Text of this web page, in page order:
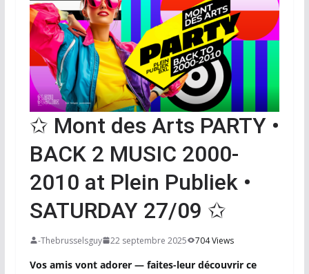
✩ Mont des Arts PARTY •
BACK 2 MUSIC 2000-
2010 at Plein Publiek •
SATURDAY 27/09 ✩
-Thebrusselsguy 22 septembre 2025 704 Views
Vos amis vont adorer — faites-leur découvrir ce